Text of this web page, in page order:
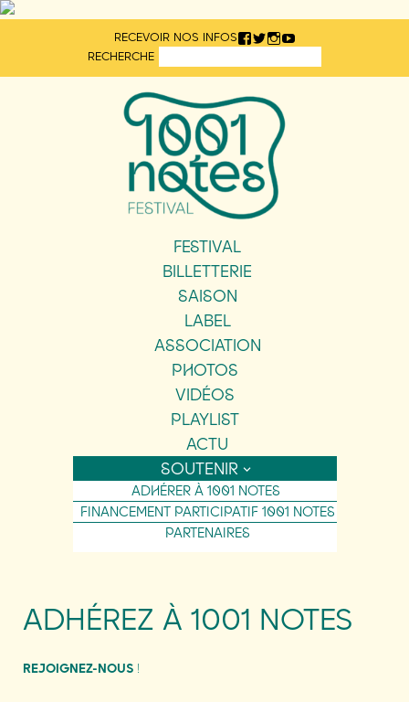
RECEVOIR NOS INFOS
RECHERCHE
FESTIVAL
BILLETTERIE
SAISON
LABEL
ASSOCIATION
PHOTOS
VIDÉOS
PLAYLIST
ACTU
SOUTENIR
ADHÉRER À 1001 NOTES
FINANCEMENT PARTICIPATIF 1001 NOTES
PARTENAIRES
ADHÉREZ À 1001 NOTES
REJOIGNEZ-NOUS !